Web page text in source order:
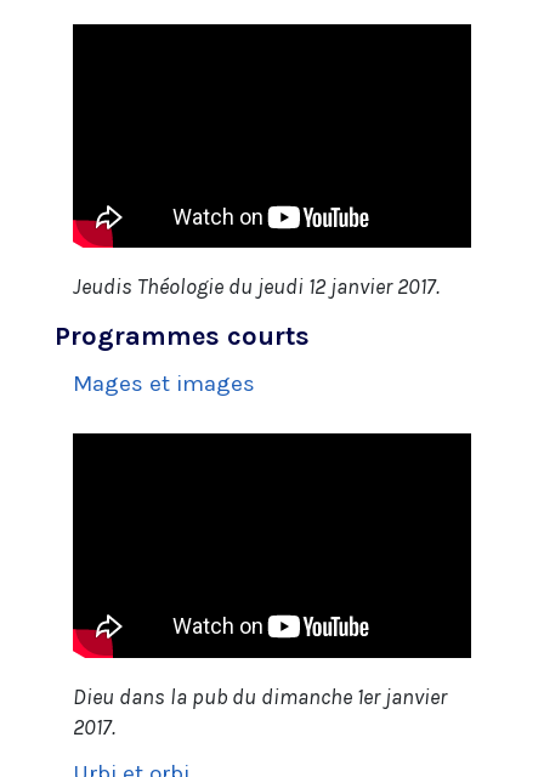
Jeudis Théologie du jeudi 12 janvier 2017.
Programmes courts
Mages et images
Dieu dans la pub du dimanche 1er janvier
2017.